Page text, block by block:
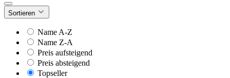
Sortieren
Name A-Z
Name Z-A
Preis aufsteigend
Preis absteigend
Topseller